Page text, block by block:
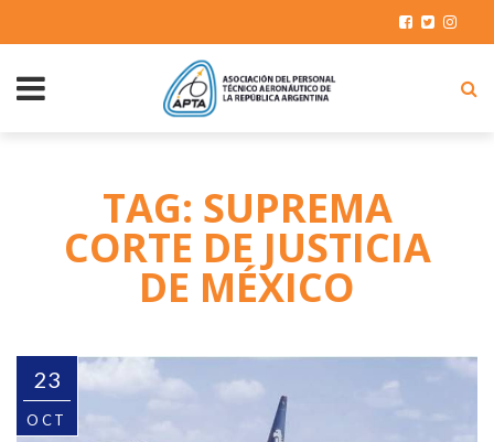
TAG: SUPREMA
CORTE DE JUSTICIA
DE MÉXICO
23
OCT